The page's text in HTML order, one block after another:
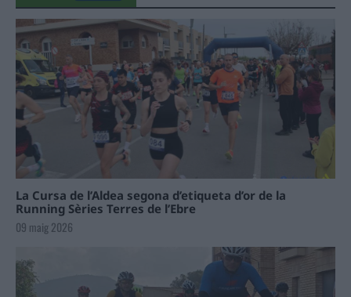
La Cursa de l’Aldea segona d’etiqueta d’or de la
Running Sèries Terres de l’Ebre
09 maig 2026